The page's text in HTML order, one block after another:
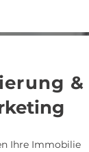
&
Ihre Immobilie